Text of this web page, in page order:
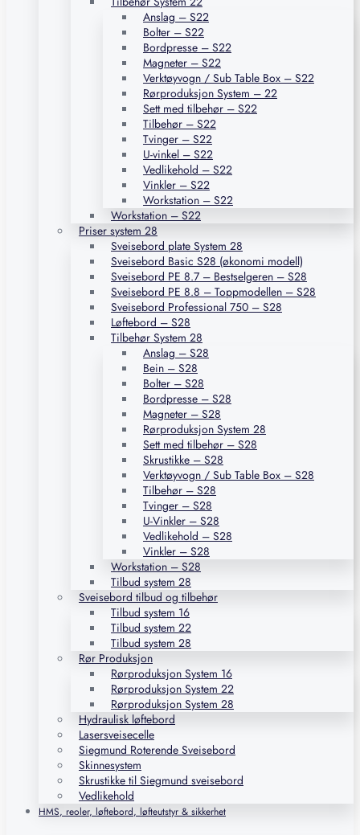
Anslag – S22
Bolter – S22
Bordpresse – S22
Magneter – S22
Verktøyvogn / Sub Table Box – S22
Rørproduksjon System – 22
Sett med tilbehør – S22
Tilbehør – S22
Tvinger – S22
U-vinkel – S22
Vedlikehold – S22
Vinkler – S22
Workstation – S22
Workstation – S22
Priser system 28
Sveisebord plate System 28
Sveisebord Basic S28 (økonomi modell)
Sveisebord PE 8.7 – Bestselgeren – S28
Sveisebord PE 8.8 – Toppmodellen – S28
Sveisebord Professional 750 – S28
Løftebord – S28
Tilbehør System 28
Anslag – S28
Bein – S28
Bolter – S28
Bordpresse – S28
Magneter – S28
Rørproduksjon System 28
Sett med tilbehør – S28
Skrustikke – S28
Verktøyvogn / Sub Table Box – S28
Tilbehør – S28
Tvinger – S28
U-Vinkler – S28
Vedlikehold – S28
Vinkler – S28
Workstation – S28
Tilbud system 28
Sveisebord tilbud og tilbehør
Tilbud system 16
Tilbud system 22
Tilbud system 28
Rør Produksjon
Rørproduksjon System 16
Rørproduksjon System 22
Rørproduksjon System 28
Hydraulisk løftebord
Lasersveisecelle
Siegmund Roterende Sveisebord
Skinnesystem
Skrustikke til Siegmund sveisebord
Vedlikehold
HMS, reoler, løftebord, løfteutstyr & sikkerhet